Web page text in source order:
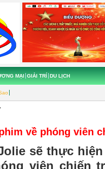
MẠI GIẢI TRÍ DU LỊCH
về phóng viên
sẽ thực
viên chiến